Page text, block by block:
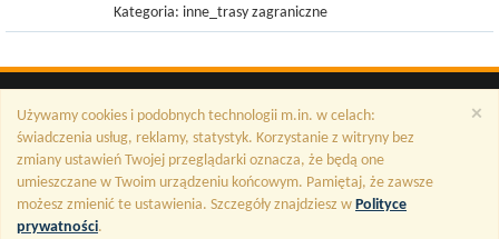
Kategoria: inne_trasy zagraniczne
×
Używamy cookies i podobnych technologii m.in. w celach:
świadczenia usług, reklamy, statystyk. Korzystanie z witryny bez
zmiany ustawień Twojej przeglądarki oznacza, że będą one
umieszczane w Twoim urządzeniu końcowym. Pamiętaj, że zawsze
możesz zmienić te ustawienia. Szczegóły znajdziesz w Polityce
prywatności.